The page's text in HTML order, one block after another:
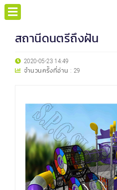
สถานีดนตรีถึงฝัน
2020-05-23 14:49
จำนวนครั้งที่อ่าน : 29